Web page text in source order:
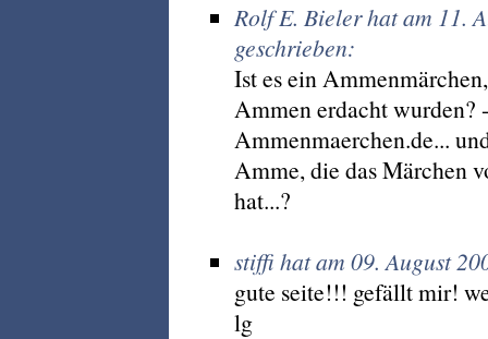
Rolf E. Bieler hat am 11.
geschrieben:
Ist es ein
Ammen erdacht wurden?
Ammenmaerchen.de...
Amme, die das Märchen
hat...?
stiffi hat am 09. August
gute seite!!! gefällt mir!
lg